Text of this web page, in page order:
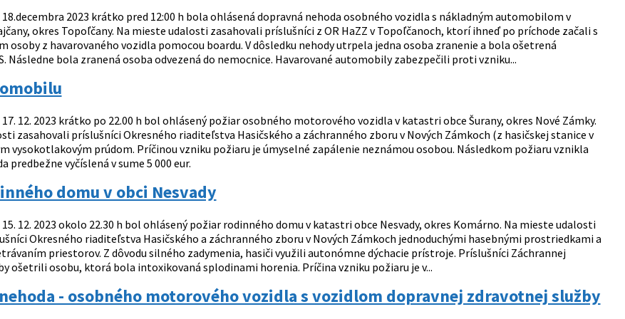
2023 krátko pred 12:00 h bola ohlásená dopravná nehoda osobného vozidla s nákladným automobilom v
okres Topoľčany. Na mieste udalosti zasahovali príslušníci z OR HaZZ v Topoľčanoch, ktorí ihneď po príchode začali s
osoby z havarovaného vozidla pomocou boardu. V dôsledku nehody utrpela jedna osoba zranenie a bola ošetrená
Následne bola zranená osoba odvezená do nemocnice. Havarované automobily zabezpečili proti vzniku...
12. 2023 krátko po 22.00 h bol ohlásený požiar osobného motorového vozidla v katastri obce Šurany, okres Nové Zámky.
zasahovali príslušníci Okresného riaditeľstva Hasičského a záchranného zboru v Nových Zámkoch (z hasičskej stanice v
vysokotlakovým prúdom. Príčinou vzniku požiaru je úmyselné zapálenie neznámou osobou. Následkom požiaru vznikla
predbežne vyčíslená v sume 5 000 eur.
domu v obci Nesvady
12. 2023 okolo 22.30 h bol ohlásený požiar rodinného domu v katastri obce Nesvady, okres Komárno. Na mieste udalosti
Okresného riaditeľstva Hasičského a záchranného zboru v Nových Zámkoch jednoduchými hasebnými prostriedkami a
priestorov. Z dôvodu silného zadymenia, hasiči využili autonómne dýchacie prístroje. Príslušníci Záchrannej
ošetrili osobu, ktorá bola intoxikovaná splodinami horenia. Príčina vzniku požiaru je v...
- osobného motorového vozidla s vozidlom dopravnej zdravotnej služby